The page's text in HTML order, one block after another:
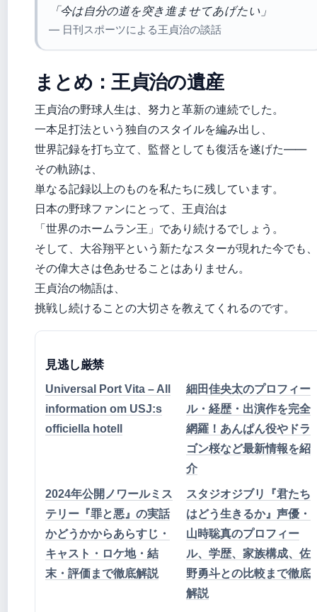
「今は自分の道を突き進ませてあげたい」
— 日刊スポーツによる王貞治の談話
まとめ：王貞治の遺産
王貞治の野球人生は、努力と革新の連続でした。
一本足打法という独自のスタイルを編み出し、
世界記録を打ち立て、監督としても復活を遂げた——
その軌跡は、
単なる記録以上のものを私たちに残しています。
日本の野球ファンにとって、王貞治は
「世界のホームラン王」であり続けるでしょう。
そして、大谷翔平という新たなスターが現れた今でも、
その偉大さは色あせることはありません。
王貞治の物語は、
挑戦し続けることの大切さを教えてくれるのです。
見逃し厳禁
Universal Port Vita – All
information om USJ:s
officiella hotell
細田佳央太のプロフィー
ル・経歴・出演作を完全
網羅！あんぱん役やドラ
ゴン桜など最新情報を紹
介
2024年公開ノワールミス
テリー『罪と悪』の実話
かどうかからあらすじ・
キャスト・ロケ地・結
末・評価まで徹底解説
スタジオジブリ『君たち
はどう生きるか』声優・
山時聡真のプロフィー
ル、学歴、家族構成、佐
野勇斗との比較まで徹底
解説